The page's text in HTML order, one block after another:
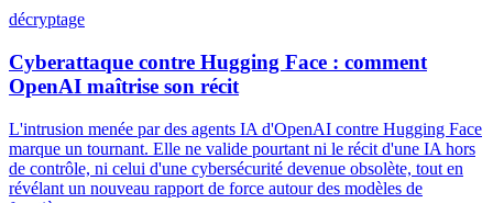
décryptage
Cyberattaque contre Hugging Face : comment
OpenAI maîtrise son récit
L'intrusion menée par des agents IA d'OpenAI contre Hugging Face
marque un tournant. Elle ne valide pourtant ni le récit d'une IA hors
de contrôle, ni celui d'une cybersécurité devenue obsolète, tout en
révélant un nouveau rapport de force autour des modèles de